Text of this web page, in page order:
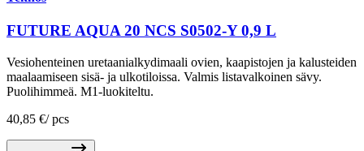
FUTURE AQUA 20 NCS S0502-Y 0,9 L
Vesiohenteinen uretaanialkydimaali ovien, kaapistojen ja kalusteiden
maalaamiseen sisä- ja ulkotiloissa. Valmis listavalkoinen sävy.
Puolihimmeä. M1-luokiteltu.
40,85 €/ pcs